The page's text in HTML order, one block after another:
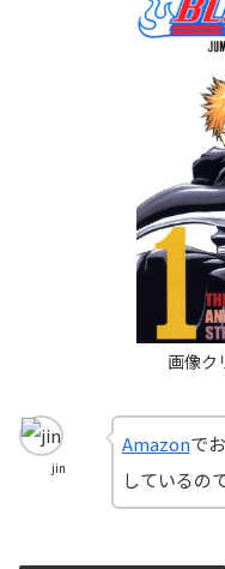
jin
Amazonで
しているの